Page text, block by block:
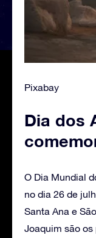
Pixabay
Dia dos
O Dia Mundial
no dia 26 de
Santa Ana e
Joaquim são os